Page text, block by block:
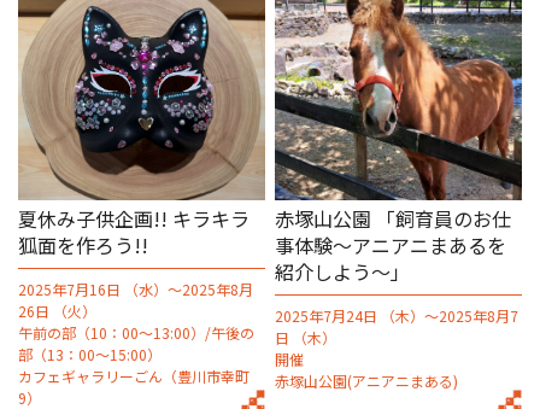
夏休み子供企画!! キラキラ
狐面を作ろう!!
2025年7月16日 （水）～2025年8月
26日 （火）
午前の部（10：00～13:00）/午後の
部（13：00～15:00）
カフェギャラリーごん（豊川市幸町
9）
赤塚山公園 「飼育員のお仕
事体験～アニアニまあるを
紹介しよう～」
2025年7月24日 （木）～2025年8月7
日 （木）
開催
赤塚山公園(アニアニまある)